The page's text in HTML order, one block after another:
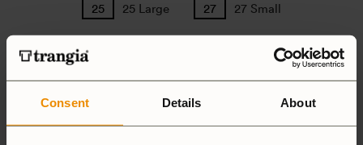
Consent Details About
25 Large 27 Small
Spirit Burner Gas Burner